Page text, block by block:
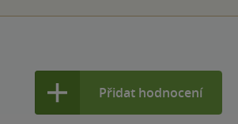
Přidat hodnocení